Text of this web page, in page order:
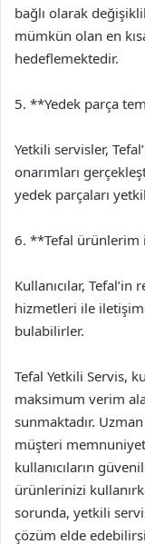
bağlı olarak
mümkün olan en
hedeflemektedir.
5. **Yedek parça
Yetkili servisler,
onarımları
yedek parçaları
6. **Tefal ürünlerim
Kullanıcılar,
hizmetleri ile
bulabilirler.
Tefal Yetkili Servis,
maksimum verim
sunmaktadır.
müşteri
kullanıcıların
ürünlerinizi
sorunda, yetkili
çözüm elde